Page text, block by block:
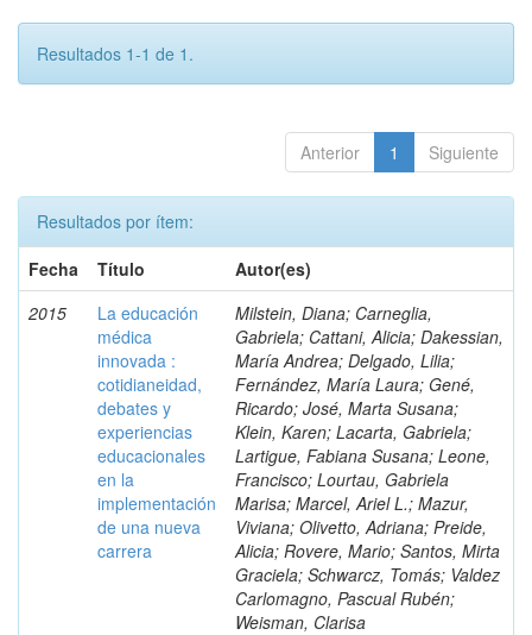
Resultados 1-1 de 1.
Anterior 1 Siguiente
Resultados por ítem:
Fecha
Título
Autor(es)
2015
La educación
médica
innovada :
cotidianeidad,
debates y
experiencias
educacionales
en la
implementación
de una nueva
carrera
Milstein, Diana; Carneglia,
Gabriela; Cattani, Alicia; Dakessian,
María Andrea; Delgado, Lilia;
Fernández, María Laura; Gené,
Ricardo; José, Marta Susana;
Klein, Karen; Lacarta, Gabriela;
Lartigue, Fabiana Susana; Leone,
Francisco; Lourtau, Gabriela
Marisa; Marcel, Ariel L.; Mazur,
Viviana; Olivetto, Adriana; Preide,
Alicia; Rovere, Mario; Santos, Mirta
Graciela; Schwarcz, Tomás; Valdez
Carlomagno, Pascual Rubén;
Weisman, Clarisa